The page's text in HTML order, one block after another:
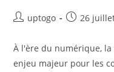
uptogo 26
À l'ère du numérique,
enjeu majeur pour les